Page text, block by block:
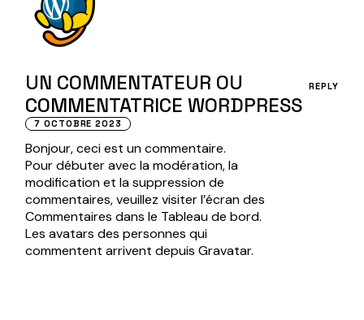
UN COMMENTATEUR OU
COMMENTATRICE WORDPRESS
7 OCTOBRE 2023
Bonjour, ceci est un commentaire.
Pour débuter avec la modération, la
modification et la suppression de
commentaires, veuillez visiter l’écran des
Commentaires dans le Tableau de bord.
Les avatars des personnes qui
commentent arrivent depuisGravatar.
REPLY